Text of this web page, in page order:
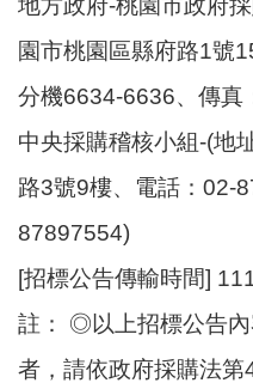
園市桃園區縣府路1號
分機6634-6636、傳真
中央採購稽核小組-(地
路3號9樓、電話：02-
87897554)
[招標公告傳輸時間]
註： ◎以上招標公告
者，請依政府採購法第